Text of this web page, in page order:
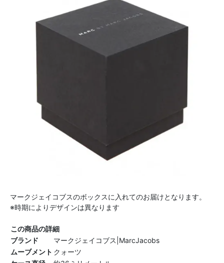
マークジェイコブスのボックスに入れてのお届けとなります。
※時期によりデザインは異なります
この商品の詳細
ブランド
マークジェイコブス|MarcJacobs
ムーブメント クォーツ